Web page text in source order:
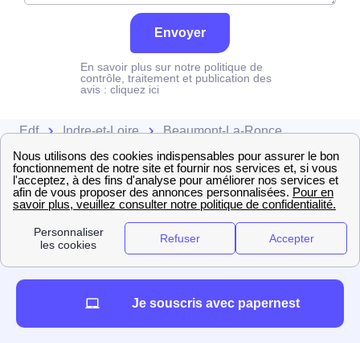
Envoyer
En savoir plus sur notre politique de
contrôle, traitement et publication des
avis : cliquez ici
Edf Indre-et-Loire Beaumont-La-Ronce
Je souscris avec papernest